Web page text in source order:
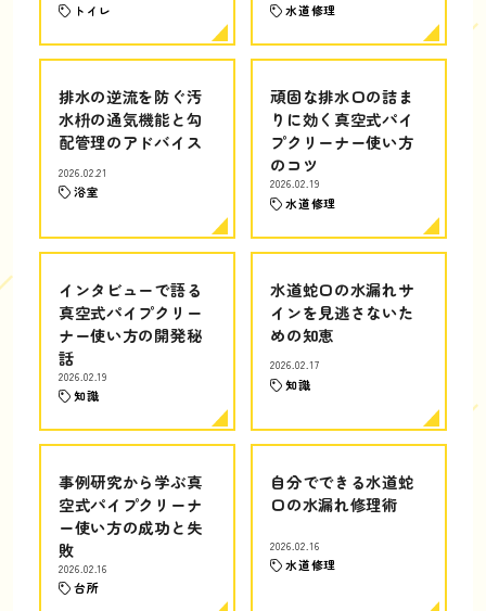
トイレ 水道修理
排水の逆流を防ぐ汚
水枡の通気機能と勾
配管理のアドバイス
2026.02.21
浴室
頑固な排水口の詰ま
りに効く真空式パイ
プクリーナー使い方
のコツ
2026.02.19
水道修理
インタビューで語る
真空式パイプクリー
ナー使い方の開発秘
話
2026.02.19
知識
水道蛇口の水漏れサ
インを見逃さないた
めの知恵
2026.02.17
知識
事例研究から学ぶ真
空式パイプクリーナ
ー使い方の成功と失
敗
2026.02.16
台所
自分でできる水道蛇
口の水漏れ修理術
2026.02.16
水道修理